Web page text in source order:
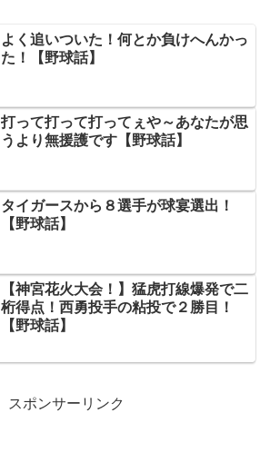
よく追いついた！何とか負けへんかっ
た！【野球話】
打って打って打ってぇや～あなたが思
うより無援護です【野球話】
タイガースから８選手が球宴選出！
【野球話】
【神宮花火大会！】猛虎打線爆発で二
桁得点！西勇投手の粘投で２勝目！
【野球話】
スポンサーリンク